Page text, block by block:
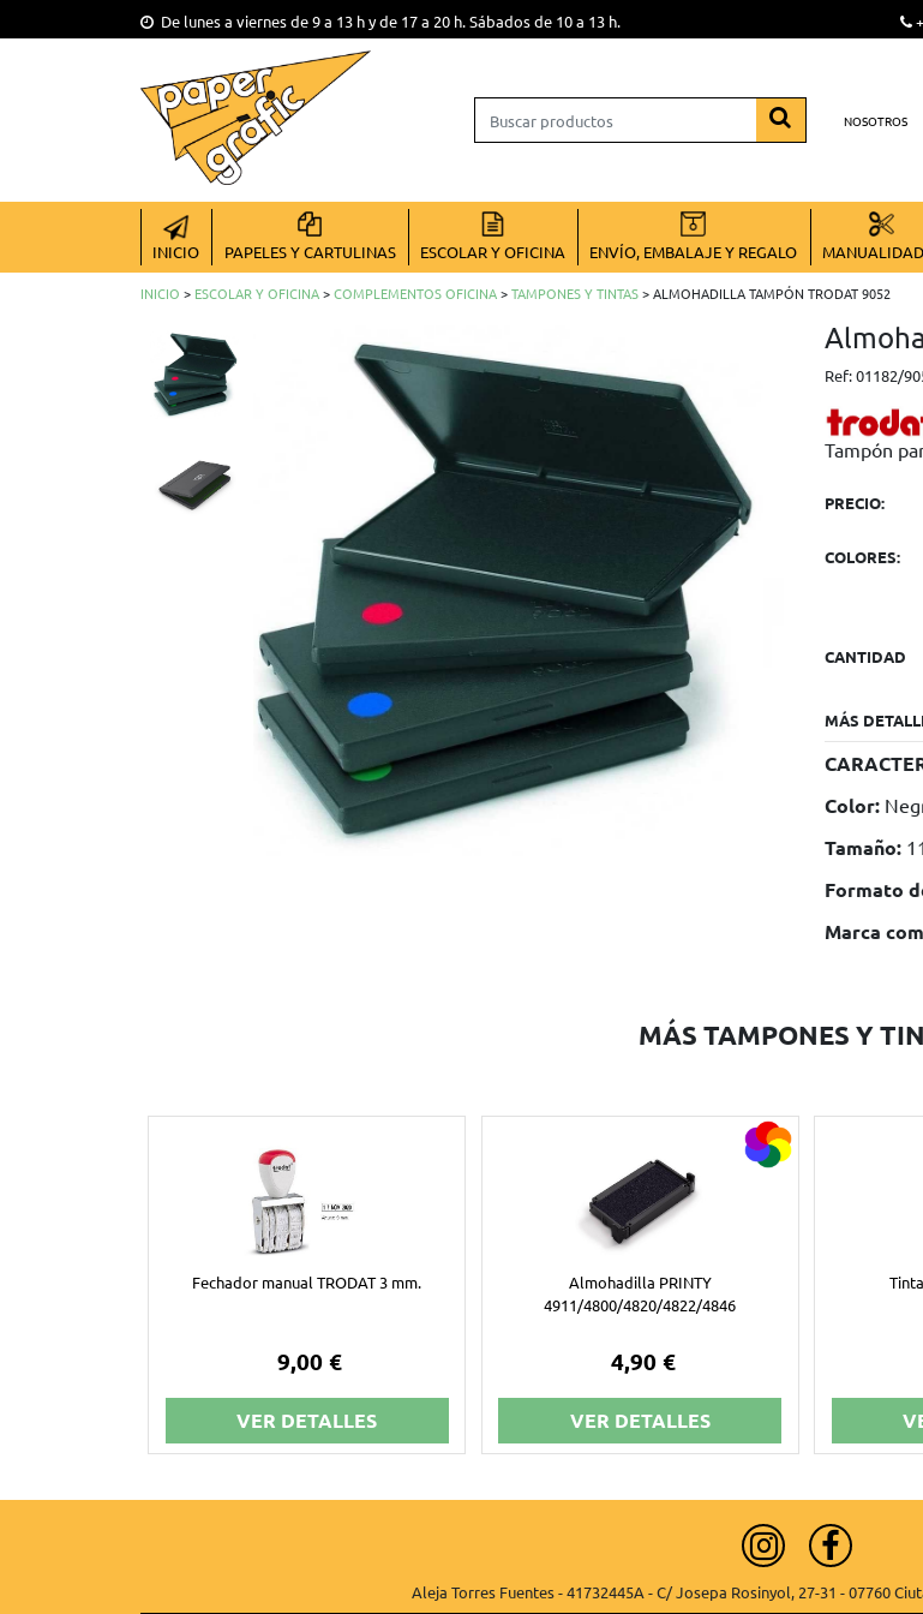
De lunes a viernes de 9 a 13 h y de 17 a 20 h. Sábados de 10 a 13 h.
NOSOTROS
INICIO
PAPELES Y CARTULINAS ESCOLAR Y OFICINA ENVÍO, EMBALAJE Y REGALO
INICIO > ESCOLAR Y OFICINA>COMPLEMENTOS OFICINA>TAMPONES Y TINTAS> ALMOHADILLA TAMPÓN TRODAT 9052
Ref:01182/
Tampón
PRECIO:
COLORES:
CANTIDAD
MÁS
Color:
Tamaño:
Formato
Marca
MÁS TAMPONES Y
Fechador manual TRODAT 3 mm.
9,00 €
VER DETALLES
Almohadilla PRINTY
4911/4800/4820/4822/4846
4,90 €
VER DETALLES
Aleja Torres Fuentes - 41732445A - C/ Josepa Rosinyol, 27-31 - 07760